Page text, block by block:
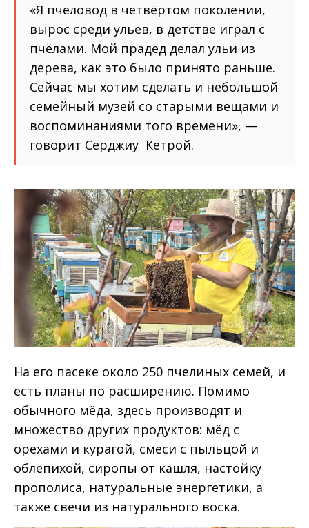
«Я пчеловод в четвёртом поколении,
вырос среди ульев, в детстве играл с
пчёлами. Мой прадед делал ульи из
дерева, как это было принято раньше.
Сейчас мы хотим сделать и небольшой
семейный музей со старыми вещами и
воспоминаниями того времени», —
говорит Серджиу Кетрой.
На его пасеке около 250 пчелиных семей, и
есть планы по расширению. Помимо
обычного мёда, здесь производят и
множество других продуктов: мёд с
орехами и курагой, смеси с пыльцой и
облепихой, сиропы от кашля, настойку
прополиса, натуральные энергетики, а
также свечи из натурального воска.